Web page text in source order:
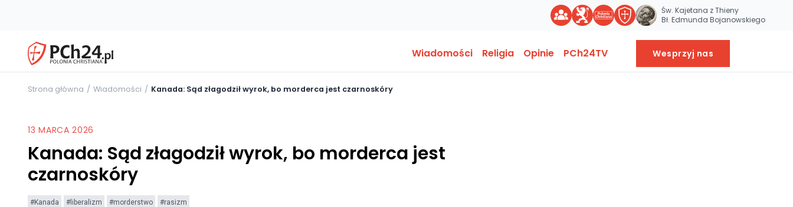
Św. Kajetana z Thieny
Bł. Edmunda Bojanowskiego
Wiadomości Religia Opinie PCh24TV Wesprzyj nas
Strona główna Wiadomości Kanada: Sąd złagodził wyrok, bo morderca jest czarnoskóry
13 MARCA 2026
Kanada: Sąd złagodził wyrok, bo morderca jest
czarnoskóry
#Kanada #liberalizm #morderstwo #rasizm